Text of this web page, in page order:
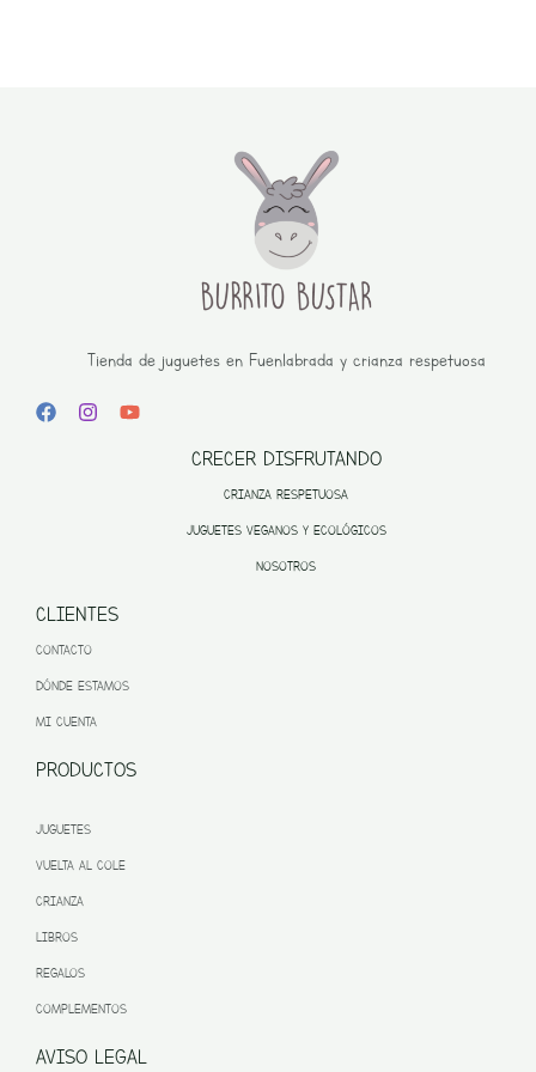
Tienda de juguetes en Fuenlabrada y crianza respetuosa
CRECER DISFRUTANDO
CRIANZA RESPETUOSA
JUGUETES VEGANOS Y ECOLÓGICOS
NOSOTROS
CLIENTES
CONTACTO
DÓNDE ESTAMOS
MI CUENTA
PRODUCTOS
JUGUETES
VUELTA AL COLE
CRIANZA
LIBROS
REGALOS
COMPLEMENTOS
AVISO LEGAL